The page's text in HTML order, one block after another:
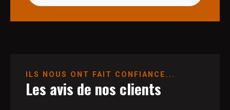
ILS NOUS ONT FAIT CONFIANCE...
Les avis de nos clients